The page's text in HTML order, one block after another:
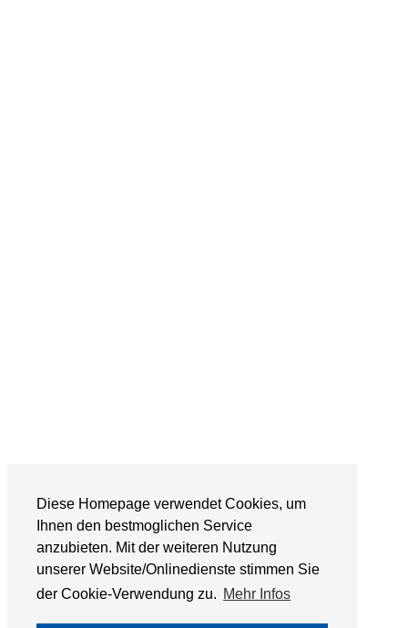
Diese Homepage verwendet Cookies, um
Ihnen den bestmoglichen Service
anzubieten. Mit der weiteren Nutzung
unserer Website/Onlinedienste stimmen Sie
der Cookie-Verwendung zu. Mehr Infos